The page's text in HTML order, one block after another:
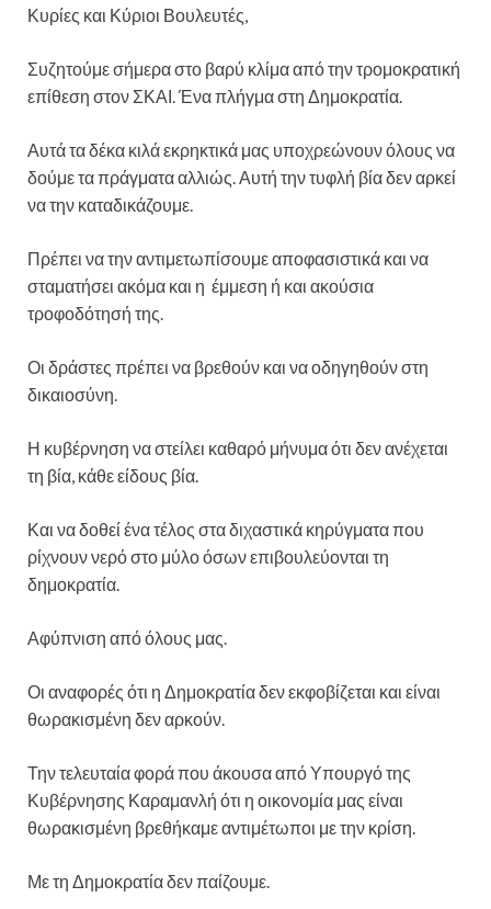
Κυρίες και Κύριοι Βουλευτές,
Συζητούμε σήμερα στο βαρύ κλίμα από την τρομοκρατική
επίθεση στον ΣΚΑΙ. Ένα πλήγμα στη Δημοκρατία.
Αυτά τα δέκα κιλά εκρηκτικά μας υποχρεώνουν όλους να
δούμε τα πράγματα αλλιώς. Αυτή την τυφλή βία δεν αρκεί
να την καταδικάζουμε.
Πρέπει να την αντιμετωπίσουμε αποφασιστικά και να
σταματήσει ακόμα και η έμμεση ή και ακούσια
τροφοδότησή της.
Οι δράστες πρέπει να βρεθούν και να οδηγηθούν στη
δικαιοσύνη.
Η κυβέρνηση να στείλει καθαρό μήνυμα ότι δεν ανέχεται
τη βία, κάθε είδους βία.
Και να δοθεί ένα τέλος στα διχαστικά κηρύγματα που
ρίχνουν νερό στο μύλο όσων επιβουλεύονται τη
δημοκρατία.
Αφύπνιση από όλους μας.
Οι αναφορές ότι η Δημοκρατία δεν εκφοβίζεται και είναι
θωρακισμένη δεν αρκούν.
Την τελευταία φορά που άκουσα από Υπουργό της
Κυβέρνησης Καραμανλή ότι η οικονομία μας είναι
θωρακισμένη βρεθήκαμε αντιμέτωποι με την κρίση.
Με τη Δημοκρατία δεν παίζουμε.